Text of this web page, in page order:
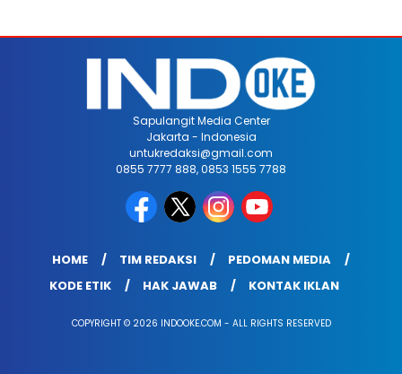
Sapulangit Media Center
Jakarta - Indonesia
untukredaksi@gmail.com
0855 7777 888, 0853 1555 7788
HOME TIM REDAKSI
PEDOMAN MEDIA
KODE ETIK
HAK JAWAB KONTAK IKLAN
COPYRIGHT © 2026 INDOOKE.COM - ALL RIGHTS RESERVED